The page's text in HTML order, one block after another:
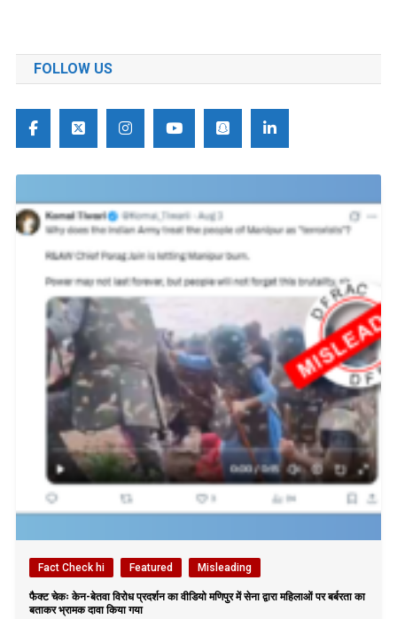
FOLLOW US
Fact Check hi Featured Misleading
फैक्ट चेकः केन-बेतवा विरोध प्रदर्शन का वीडियो मणिपुर में सेना द्वारा महिलाओं पर बर्बरता का
बताकर भ्रामक दावा किया गया